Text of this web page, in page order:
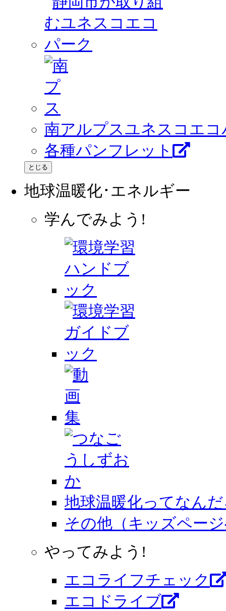
南アルプスユネスコエ
各種パンフレット
とじる
地球温暖化･エネルギー
学んでみよう!
地球温暖化ってなん
その他（キッズペー
やってみよう!
エコライフチェック
エコドライブ